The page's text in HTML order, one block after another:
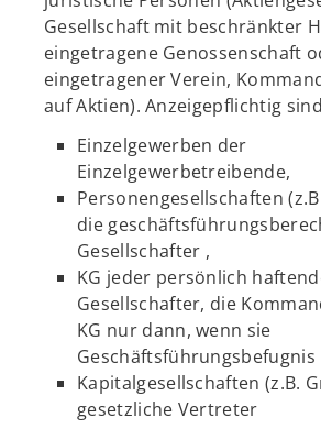
Gesellschaft mit beschränkter
eingetragene Genossenschaft
eingetragener Verein,
auf Aktien). Anzeigepflichtig
Einzelgewerben der
Einzelgewerbetreibende,
Personengesellschaften
die
Gesellschafter ,
KG jeder persönlich
Gesellschafter, die
KG nur dann, wenn sie
Geschäftsführungsbefugnis
Kapitalgesellschaften (z.B.
gesetzliche Vertreter